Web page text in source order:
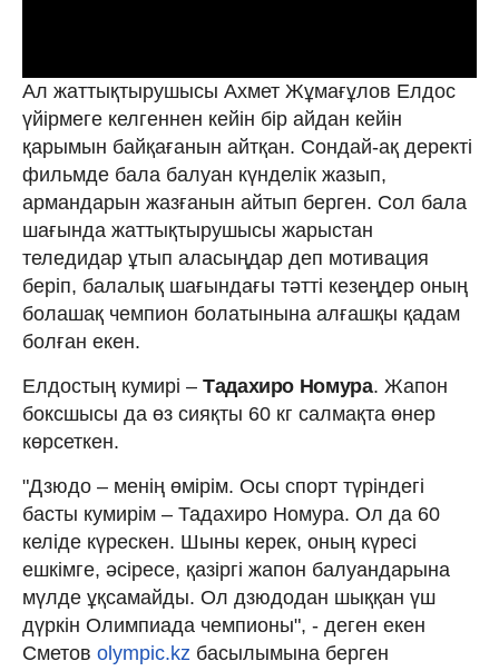
Ал жаттықтырушысы Ахмет Жұмағұлов Елдос
үйірмеге келгеннен кейін бір айдан кейін
қарымын байқағанын айтқан. Сондай-ақ деректі
фильмде бала балуан күнделік жазып,
армандарын жазғанын айтып берген. Сол бала
шағында жаттықтырушысы жарыстан
теледидар ұтып аласыңдар деп мотивация
беріп, балалық шағындағы тәтті кезеңдер оның
болашақ чемпион болатынына алғашқы қадам
болған екен.
Елдостың кумирі – Тадахиро Номура. Жапон
боксшысы да өз сияқты 60 кг салмақта өнер
көрсеткен.
"Дзюдо – менің өмірім. Осы спорт түріндегі
басты кумирім – Тадахиро Номура. Ол да 60
келіде күрескен. Шыны керек, оның күресі
ешкімге, әсіресе, қазіргі жапон балуандарына
мүлде ұқсамайды. Ол дзюдодан шыққан үш
дүркін Олимпиада чемпионы", - деген екен
Сметов olympic.kz басылымына берген